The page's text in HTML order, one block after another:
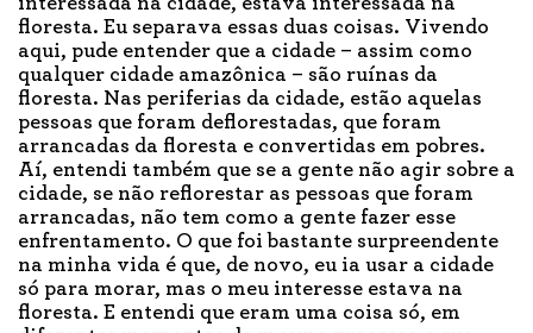
floresta. Eu separava essas duas coisas. Vivendo
aqui, pude entender que a cidade – assim como
qualquer cidade amazônica – são ruínas da
floresta. Nas periferias da cidade, estão aquelas
pessoas que foram deflorestadas, que foram
arrancadas da floresta e convertidas em pobres.
Aí, entendi também que se a gente não agir sobre a
cidade, se não reflorestar as pessoas que foram
arrancadas, não tem como a gente fazer esse
enfrentamento. O que foi bastante surpreendente
na minha vida é que, de novo, eu ia usar a cidade
só para morar, mas o meu interesse estava na
floresta. E entendi que eram uma coisa só, em